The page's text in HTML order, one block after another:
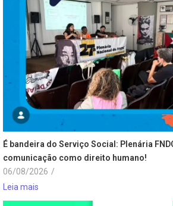
É bandeira do Serviço Social: Plenária
comunicação como direito humano!
06/08/2026 /
Leia mais